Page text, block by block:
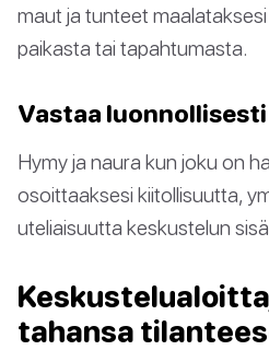
maut ja tunteet
paikasta tai tapahtumasta.
Vastaa luonnollisesti
Hymy ja naura kun joku on
osoittaaksesi kiitollisuutta,
uteliaisuutta keskustelun
tahansa